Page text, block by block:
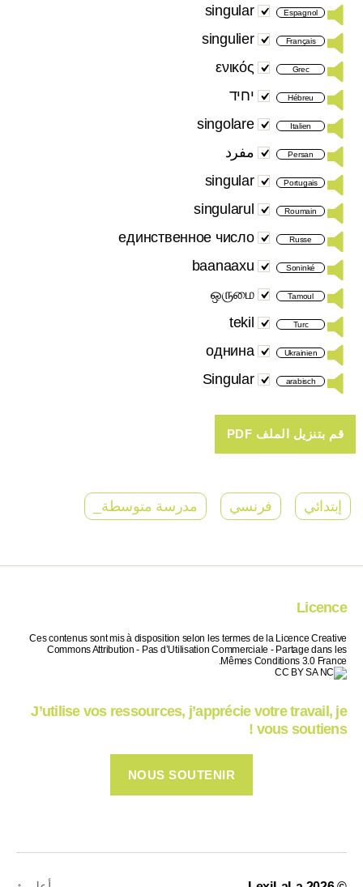
Espagnol
singular
Français
singulier
Grec
ενικός
Hébreu יחיד
Italien
singolare
Persan مفرد
Portugais
singular
Roumain
singularul
Russe
единственное число
Soninké
baanaaxu
Tamoul
ஒருமை
Turc
tekil
Ukrainien
однина
arabisch
Singular
إبتدائي فرنسي مدرسة متوسطة_
Licence
Ces contenus sont mis à disposition selon les termes de la Licence Creative
Commons Attribution - Pas d’Utilisation Commerciale - Partage dans les
Mêmes Conditions 3.0 France.
J’utilise vos ressources, j’apprécie votre travail, je
vous soutiens !
NOUS SOUTENIR